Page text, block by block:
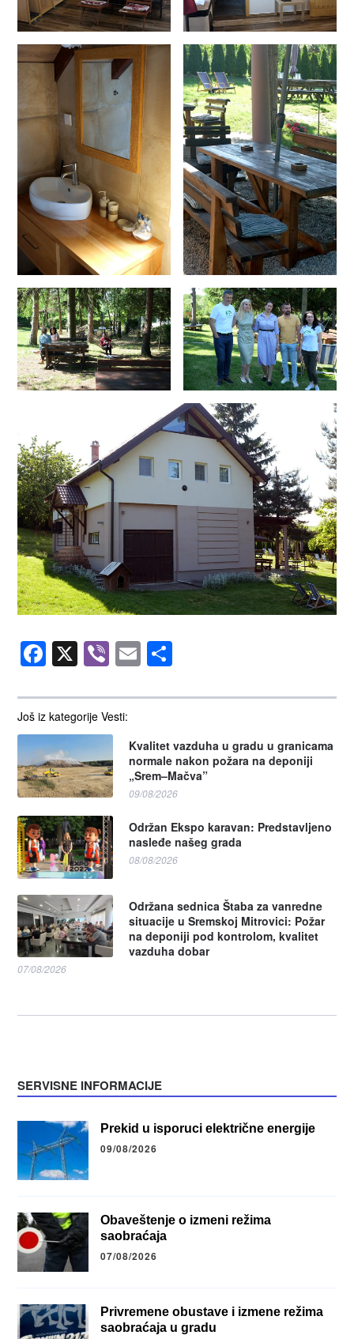
Još iz kategorije Vesti:
Kvalitet vazduha u gradu u granicama
normale nakon požara na deponiji
„Srem–Mačva”
09/08/2026
Održan Ekspo karavan: Predstavljeno
nasleđe našeg grada
08/08/2026
Održana sednica Štaba za vanredne
situacije u Sremskoj Mitrovici: Požar
na deponiji pod kontrolom, kvalitet
vazduha dobar
07/08/2026
Facebook
X ViberEmail
SERVISNE INFORMACIJE
Prekid u isporuci električne energije
09/08/2026
Obaveštenje o izmeni režima
saobraćaja
07/08/2026
Privremene obustave i izmene režima
saobraćaja u gradu